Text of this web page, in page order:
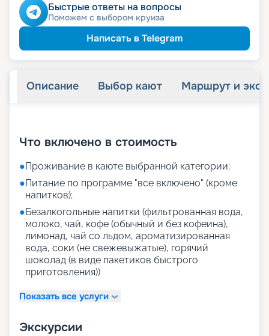
Быстрые ответы на вопросы
Поможем с выбором круиза
Написать в Telegram
Описание Выбор кают Маршрут и
Что включено в стоимость
●Проживание в каюте выбранной категории;
●Питание по программе "все включено" (кроме
напитков);
●Безалкогольные напитки (фильтрованная вода,
молоко, чай, кофе (обычный и без кофеина),
лимонад, чай со льдом, ароматизированная
вода, соки (не свежевыжатые), горячий
шоколад (в виде пакетиков быстрого
приготовления))
Показать все услуги
Экскурсии